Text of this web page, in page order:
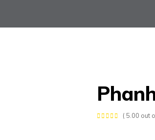
( 5.00 out